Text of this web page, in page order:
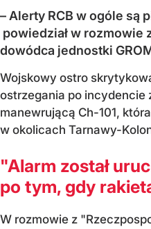
– Alerty RCB w ogóle są
powiedział w rozmowie
dowódca jednostki
Wojskowy ostro
ostrzegania po incydencie
manewrującą Ch-101,
w okolicach Tarnawy-
"Alarm został
po tym, gdy
W rozmowie z